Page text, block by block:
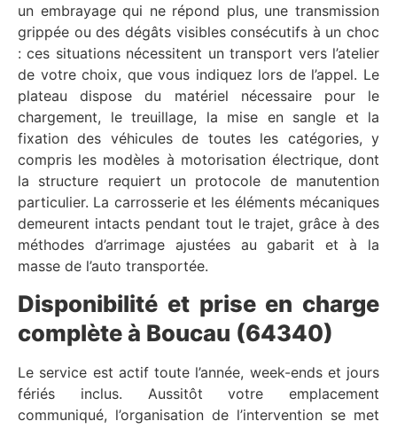
un embrayage qui ne répond plus, une transmission
grippée ou des dégâts visibles consécutifs à un choc
: ces situations nécessitent un transport vers l’atelier
de votre choix, que vous indiquez lors de l’appel. Le
plateau dispose du matériel nécessaire pour le
chargement, le treuillage, la mise en sangle et la
fixation des véhicules de toutes les catégories, y
compris les modèles à motorisation électrique, dont
la structure requiert un protocole de manutention
particulier. La carrosserie et les éléments mécaniques
demeurent intacts pendant tout le trajet, grâce à des
méthodes d’arrimage ajustées au gabarit et à la
masse de l’auto transportée.
Disponibilité et prise en charge
complète à Boucau (64340)
Le service est actif toute l’année, week-ends et jours
fériés inclus. Aussitôt votre emplacement
communiqué, l’organisation de l’intervention se met